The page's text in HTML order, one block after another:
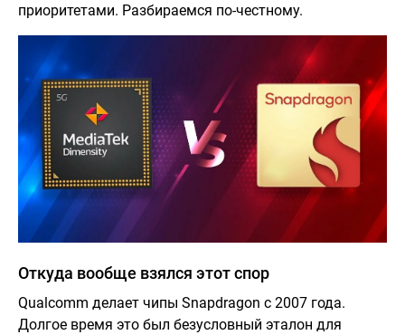
приоритетами. Разбираемся по-честному.
Откуда вообще взялся этот спор
Qualcomm делает чипы Snapdragon с 2007 года.
Долгое время это был безусловный эталон для